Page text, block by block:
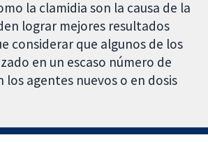
la clamidia son la causa de la
lograr mejores resultados
considerar que algunos de los
en un escaso número de
agentes nuevos o en dosis